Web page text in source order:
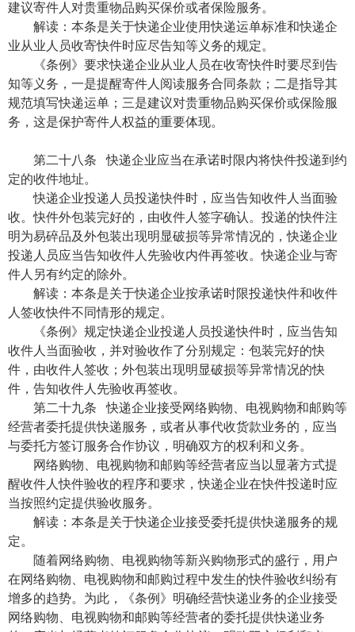
建议寄件人对贵重物品购买保价或者保险服务。
解读：本条是关于快递企业使用快递运单标准和快递企
业从业人员收寄快件时应尽告知等义务的规定。
《条例》要求快递企业从业人员在收寄快件时要尽到告
知等义务，一是提醒寄件人阅读服务合同条款；二是指导其
规范填写快递运单；三是建议对贵重物品购买保价或保险服
务，这是保护寄件人权益的重要体现。
第二十八条 快递企业应当在承诺时限内将快件投递到约
定的收件地址。
快递企业投递人员投递快件时，应当告知收件人当面验
收。快件外包装完好的，由收件人签字确认。投递的快件注
明为易碎品及外包装出现明显破损等异常情况的，快递企业
投递人员应当告知收件人先验收内件再签收。快递企业与寄
件人另有约定的除外。
解读：本条是关于快递企业按承诺时限投递快件和收件
人签收快件不同情形的规定。
《条例》规定快递企业投递人员投递快件时，应当告知
收件人当面验收，并对验收作了分别规定：包装完好的快
件，由收件人签收；外包装出现明显破损等异常情况的快
件，告知收件人先验收再签收。
第二十九条 快递企业接受网络购物、电视购物和邮购等
经营者委托提供快递服务，或者从事代收货款业务的，应当
与委托方签订服务合作协议，明确双方的权利和义务。
网络购物、电视购物和邮购等经营者应当以显著方式提
醒收件人快件验收的程序和要求，快递企业在快件投递时应
当按照约定提供验收服务。
解读：本条是关于快递企业接受委托提供快递服务的规
定。
随着网络购物、电视购物等新兴购物形式的盛行，用户
在网络购物、电视购物和邮购过程中发生的快件验收纠纷有
增多的趋势。为此，《条例》明确经营快递业务的企业接受
网络购物、电视购物和邮购等经营者的委托提供快递业务